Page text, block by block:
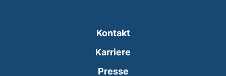
Kontakt
Karriere
Presse